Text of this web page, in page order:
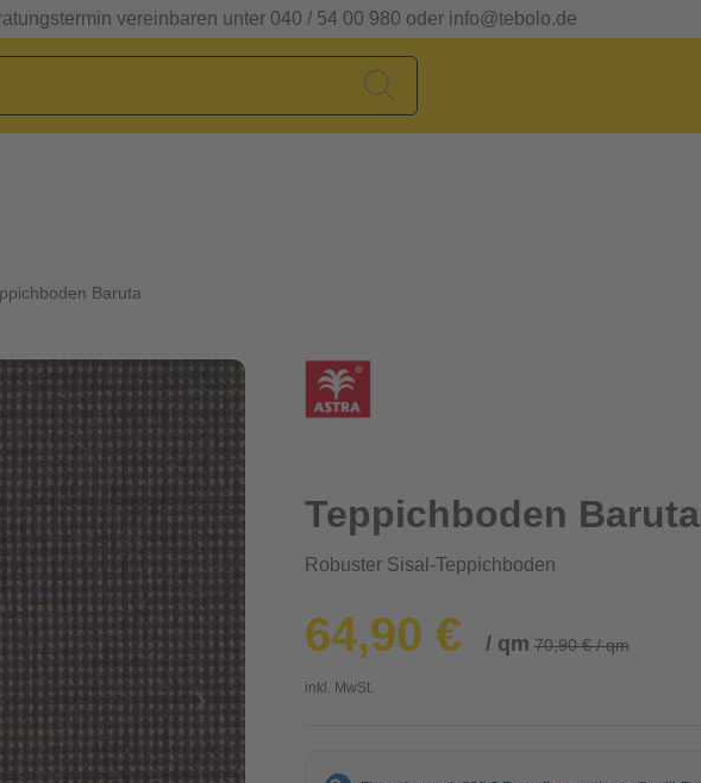
vereinbaren unter 040 / 54 00 980 oder info@tebolo.de
Baruta
Teppichboden Baruta
Robuster Sisal-Teppichboden
64,90 € / qm 70,90 € / qm
inkl. MwSt.